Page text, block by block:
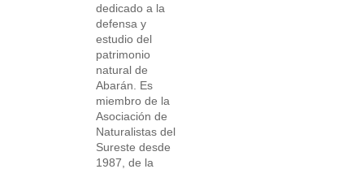
dedicado a la
defensa y
estudio del
patrimonio
natural de
Abarán. Es
miembro de la
Asociación de
Naturalistas del
Sureste desde
1987, de la